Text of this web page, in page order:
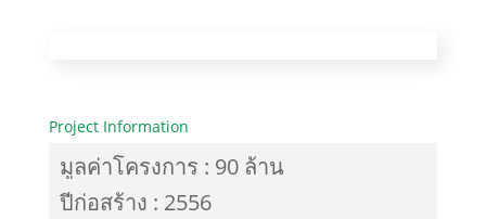
Project Information
มูลค่าโครงการ : 90 ล้าน
ปีก่อสร้าง : 2556